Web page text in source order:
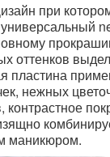
при
оттенков
нежных
маникюром.